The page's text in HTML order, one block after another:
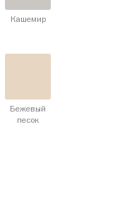
Кашемир
Бежевый
песок